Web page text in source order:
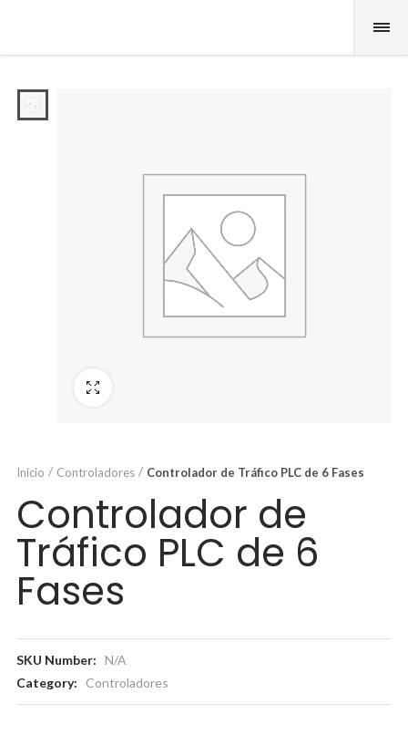
Inicio Controladores Controlador de Tráfico PLC de 6 Fases
Controlador de
Tráfico PLC de 6
Fases
SKU Number: N/A
Category:
Controladores